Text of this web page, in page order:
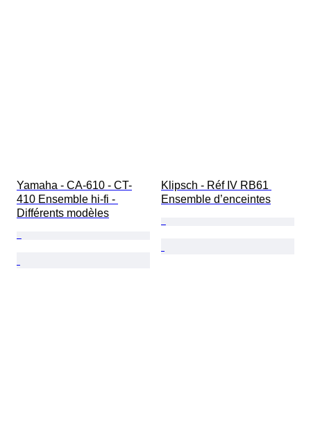
Yamaha - CA-610 - CT-
410 Ensemble hi-fi -
Différents modèles
Klipsch - Réf IV RB61
Ensemble d’enceintes